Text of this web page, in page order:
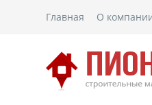
Главная О